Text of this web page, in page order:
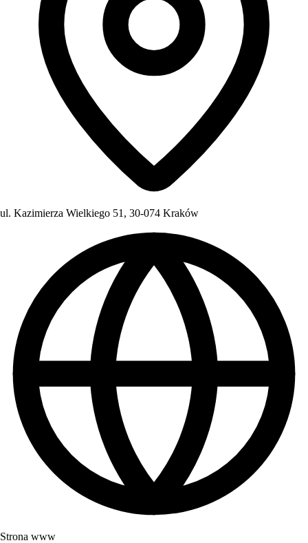
ul. Kazimierza Wielkiego 51, 30-074 Kraków
Strona www